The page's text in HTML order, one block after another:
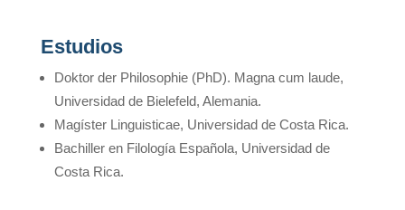
Estudios
Doktor der Philosophie (PhD). Magna cum laude,
Universidad de Bielefeld, Alemania.
Magíster Linguisticae, Universidad de Costa Rica.
Bachiller en Filología Española, Universidad de
Costa Rica.